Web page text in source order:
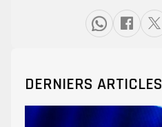
DERNIERS ARTICLES